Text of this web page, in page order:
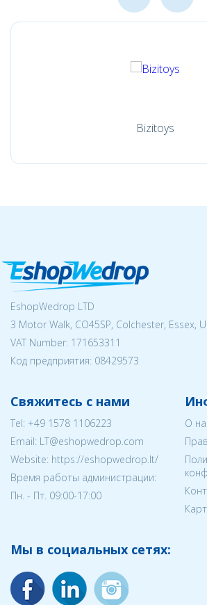
Bizitoys
EshopWedrop LTD
3 Motor Walk, CO45SP, Colchester, Essex,
VAT Number: 171653311
Код предприятия: 08429573
Свяжитесь с нами
Tel: +49 1578 1106223
Email: LT@eshopwedrop.com
Website: https://eshopwedrop.lt/
Время работы администрации:
Пн. - Пт. 09:00-17:00
О
Мы в социальных сетях: